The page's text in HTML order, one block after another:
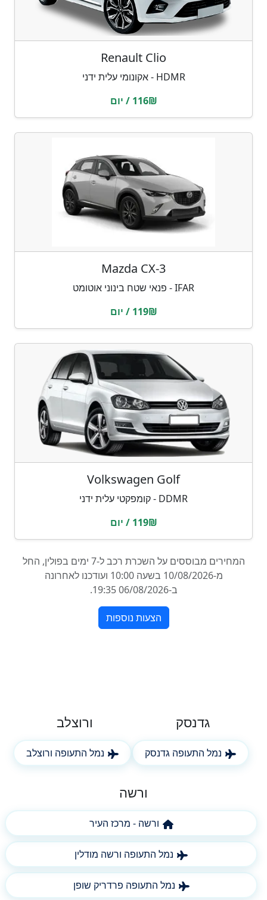
גדנסק
נמל התעופה גדנסק
ורוצלב
נמל התעופה ורוצלב
ורשה
ורשה - מרכז העיר
נמל התעופה ורשה מודלין
נמל התעופה פרדריק שופן